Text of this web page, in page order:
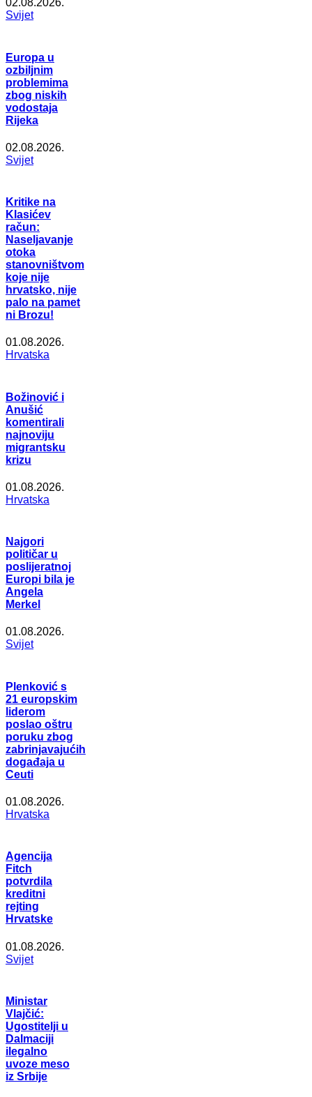
02.08.2026.
Svijet
Europa u
ozbiljnim
problemima
zbog niskih
vodostaja
Rijeka
02.08.2026.
Svijet
Kritike na
Klasićev
račun:
Naseljavanje
otoka
stanovništvom
koje nije
hrvatsko, nije
palo na pamet
ni Brozu!
01.08.2026.
Hrvatska
Božinović i
Anušić
komentirali
najnoviju
migrantsku
krizu
01.08.2026.
Hrvatska
Najgori
političar u
poslijeratnoj
Europi bila je
Angela
Merkel
01.08.2026.
Svijet
Plenković s
21 europskim
liderom
poslao oštru
poruku zbog
zabrinjavajućih
događaja u
Ceuti
01.08.2026.
Hrvatska
Agencija
Fitch
potvrdila
kreditni
rejting
Hrvatske
01.08.2026.
Svijet
Ministar
Vlajčić:
Ugostitelji u
Dalmaciji
ilegalno
uvoze meso
iz Srbije